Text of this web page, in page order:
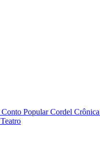
Conto PopularCordel Crônica
Teatro